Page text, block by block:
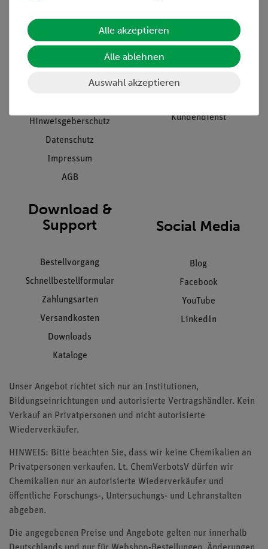
Projekte und Lösungen
Presse
Stellenangebote
Hinweisgeberschutz
Datenschutz
Impressum
AGB
Übersicht Service
Beratung & Showroom
Inventarisierungs- &
Einräumservice
Kundendienst
Download &
Support
Bestellvorgang
Schnellbestellformular
Zahlungsarten
Versandkosten
Downloads
Kataloge
Social Media
Blog
Facebook
YouTube
LinkedIn
Unser Angebot richtet sich nur an Institutionen,
Bildungseinrichtungen und autorisierte Vertragshändler. Kein
Verkauf an Privatpersonen und nicht autorisierte
Wiederverkäufer.
HINWEIS: Bitte beachten Sie, dass wir keine Chemikalien an
Privatpersonen verkaufen. Lt. ChemVerbotsV dürfen wir
Chemikalien nur an autorisierte Wiederverkäufer und
öffentliche Forschungs-, Untersuchungs- und Lehranstalten
abgeben.
Die angegebenen Preise und Angebote gelten nur innerhalb
Alle akzeptieren
Alle ablehnen
Auswahl akzeptieren